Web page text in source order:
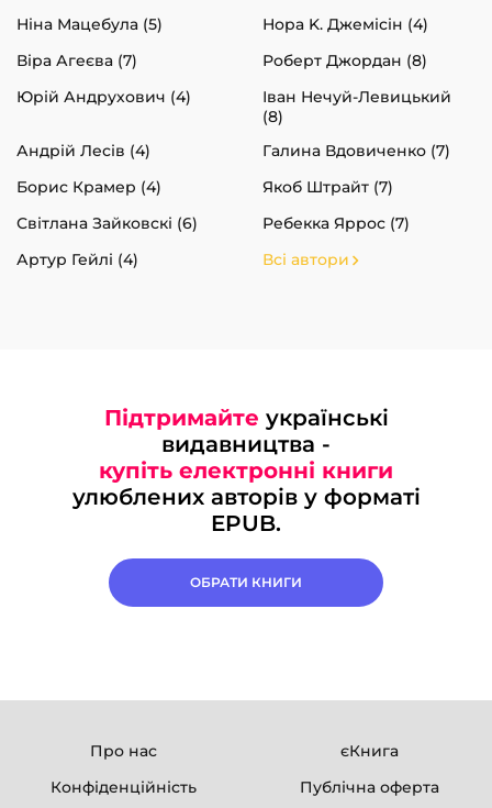
Ніна Мацебула (5)
Нора K. Джемісін (4)
Віра Агеєва (7)
Роберт Джордан (8)
Юрій Андрухович (4)
Іван Нечуй-Левицький
(8)
Андрій Лесів (4)
Галина Вдовиченко (7)
Борис Крамер (4)
Якоб Штрайт (7)
Світлана Зайковскі (6)
Ребекка Яррос (7)
Артур Гейлі (4)
Всі автори
Підтримайте українські
видавництва -
купіть електронні книги
улюблених авторів у форматі
EPUB.
ОБРАТИ КНИГИ
Про нас
єКнига
Конфіденційність
Публічна оферта